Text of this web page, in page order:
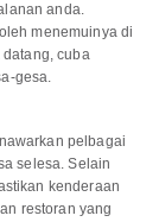
anda.
menemuinya di
cuba
gesa.
pelbagai
selesa. Selain
kenderaan
restoran yang